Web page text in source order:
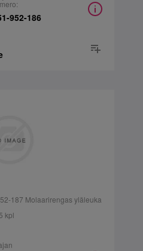
952-186
187 Molaarirengas yläleuka
kpl